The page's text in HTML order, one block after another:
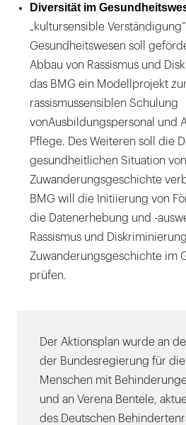
Diversität im
„kultursensible
Gesundheitswesen soll
Abbau von Rassismus und
das BMG ein Modellprojekt
rassismussensiblen Schulung
vonAusbildungspersonal und
Pflege. Des Weiteren soll die
gesundheitlichen Situation
Zuwanderungsgeschichte
BMG will die Initiierung von
die Datenerhebung und -
Rassismus und
Zuwanderungsgeschichte im
prüfen.
Der Aktionsplan wurde an
der Bundesregierung für
Menschen mit
und an Verena Bentele,
des Deutschen